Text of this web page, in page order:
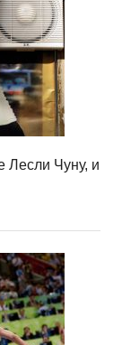
Лесли Чуну, и